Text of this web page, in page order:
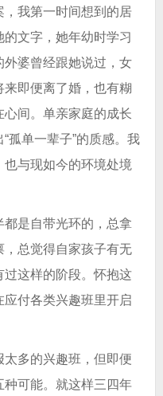
我第一时间想到的居
文字，她年幼时学习
婆曾经跟她说过，女
即便离了婚，也有糊
间。单亲家庭的成长
孤单一辈子”的质感。我
与现如今的环境处境
是自带光环的，总拿
总觉得自家孩子有无
过这样的阶段。怀抱这
付各类兴趣班里开启
多的兴趣班，但即便
可能。就这样三四年